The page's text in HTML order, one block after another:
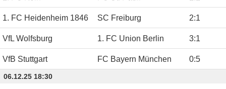
1. FC Heidenheim 1846 SC Freiburg 2:1
VfL Wolfsburg 1. FC Union Berlin 3:1
VfB Stuttgart FC Bayern München 0:5
06.12.25 18:30